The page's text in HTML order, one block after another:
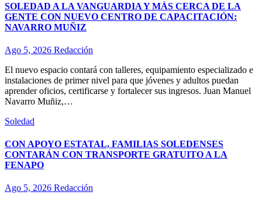
SOLEDAD A LA VANGUARDIA Y MÁS CERCA DE LA
GENTE CON NUEVO CENTRO DE CAPACITACIÓN:
NAVARRO MUÑIZ
Ago 5, 2026 Redacción
El nuevo espacio contará con talleres, equipamiento especializado e
instalaciones de primer nivel para que jóvenes y adultos puedan
aprender oficios, certificarse y fortalecer sus ingresos. Juan Manuel
Navarro Muñiz,…
Soledad
CON APOYO ESTATAL, FAMILIAS SOLEDENSES
CONTARÁN CON TRANSPORTE GRATUITO A LA
FENAPO
Ago 5, 2026 Redacción